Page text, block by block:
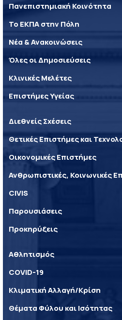
Πανεπιστημιακή Κοινότητα
Το ΕΚΠΑ στην Πόλη
Νέα & Ανακοινώσεις
Όλες οι Δημοσιεύσεις
Κλινικές Μελέτες
Επιστήμες Υγείας
Διεθνείς Σχέσεις
Θετικές Επιστήμες και
Οικονομικές Επιστήμες
Ανθρωπιστικές, Κοινωνικές
CIVIS
Παρουσιάσεις
Προκηρύξεις
Αθλητισμός
COVID-19
Κλιματική Αλλαγή/Κρίση
Θέματα Φύλου και Ισότητας